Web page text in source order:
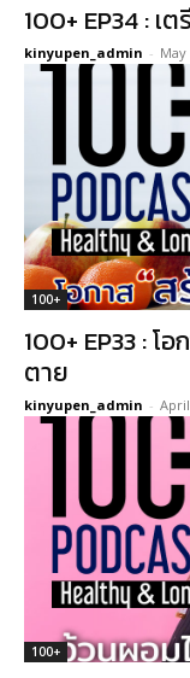
100+ EP34 : เ
kinyupen_admin - May
100+
100+ EP33 : โ
ตาย
kinyupen_admin - April
100+